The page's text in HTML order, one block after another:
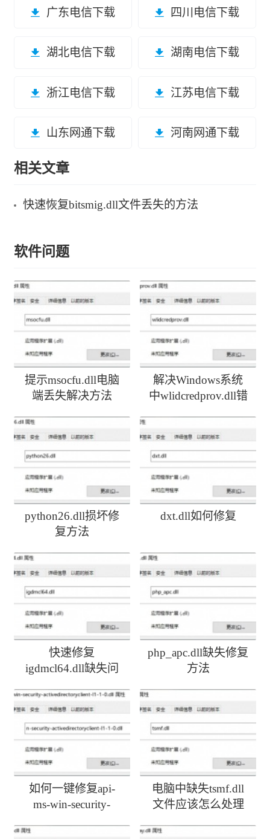
广东电信下载 四川电信下载
湖北电信下载 湖南电信下载
浙江电信下载 江苏电信下载
山东网通下载 河南网通下载
相关文章
快速恢复bitsmig.dll文件丢失的方法
软件问题
提示msocfu.dll电脑
端丢失解决方法
解决Windows系统
中wlidcredprov.dll错
python26.dll损坏修
复方法
dxt.dll如何修复
快速修复
igdmcl64.dll缺失问
php_apc.dll缺失修复
方法
如何一键修复api-
ms-win-security-
电脑中缺失tsmf.dll
文件应该怎么处理